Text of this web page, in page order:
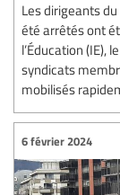
Les dirigeants
été arrêtés ont
l’Éducation (IE),
syndicats
mobilisés
6 février 2024